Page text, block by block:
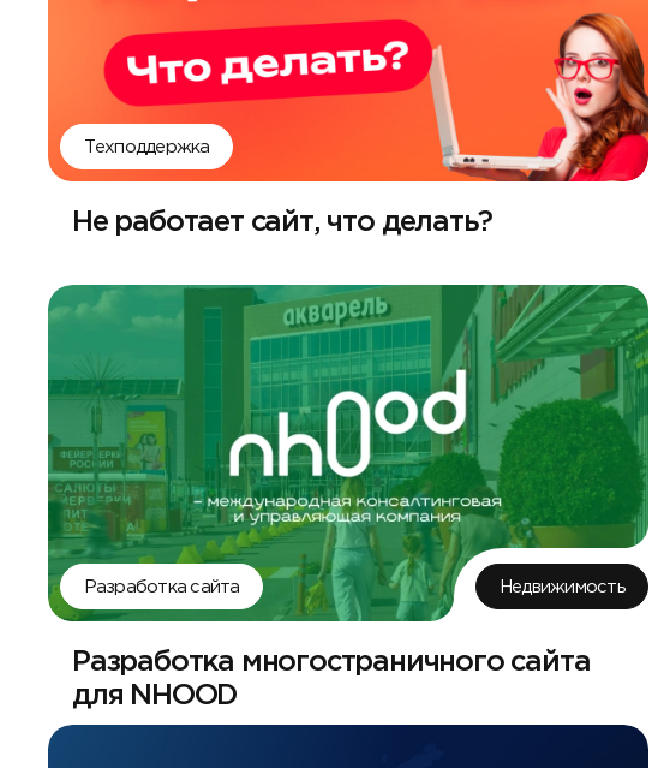
Техподдержка
Не работает сайт, что делать?
Разработка сайта Недвижимость
Разработка многостраничного сайта
для NHOOD